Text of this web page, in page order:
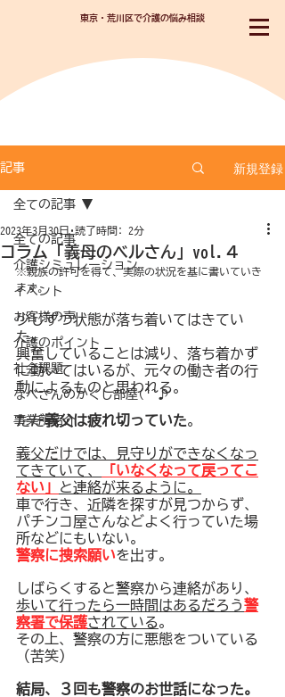
東京・荒川区で介護の悩み相談
記事 新規登録
全ての記事
介護シミュレーション
イベント
お客様の声
介護のポイント
社会課題
なべさんのかくし部屋(^^♪
事業所紹介
全ての記事
コラム「義母のベルさん」vol.４
2023年3月30日 読了時間: 2分
※親族の許可を得て、実際の状況を基に書いていき
ます。
少しずつ状態が落ち着いてはきてい
た。
興奮していることは減り、落ち着かず
に動いてはいるが、元々の働き者の行
動によるものと思われる。
ただ義父は疲れ切っていた。
義父だけでは、見守りができなくなっ
てきていて、
「いなくなって戻ってこ
ない」
と連絡が来るように。
車で行き、近隣を探すが見つからず、
パチンコ屋さんなどよく行っていた場
所などにもいない。
警察に捜索願いを出す。
しばらくすると警察から連絡があり、
歩いて行ったら一時間はあるだろう警
察署で保護されている。
その上、警察の方に悪態をついている
（苦笑）
結局、３回も警察のお世話になった。